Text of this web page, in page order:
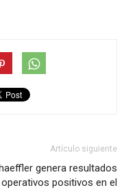
Artículo siguiente
genera resultados
operativos positivos en el